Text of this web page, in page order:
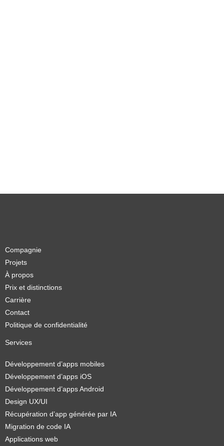
Compagnie
Projets
À propos
Prix et distinctions
Carrière
Contact
Politique de confidentialité
Services
Développement d’apps mobiles
Développement d’apps iOS
Développement d’apps Android
Design UX/UI
Récupération d’app générée par IA
Migration de code IA
Applications web